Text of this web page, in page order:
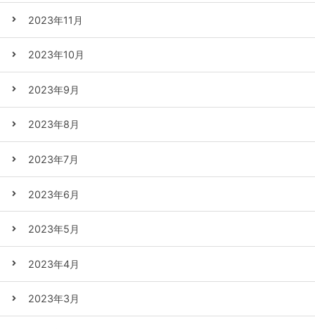
2023年11月
2023年10月
2023年9月
2023年8月
2023年7月
2023年6月
2023年5月
2023年4月
2023年3月